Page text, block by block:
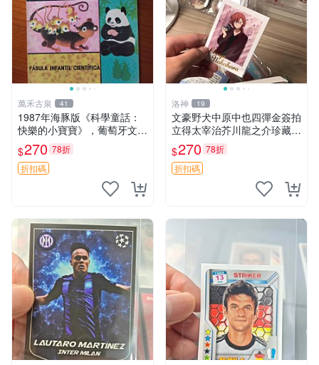
萬禾古泉 41
1987年海豚版《科學童話：
快樂的小寶寶》，葡萄牙文2
0開平裝，內頁乾淨整潔，插
圖色彩鮮艷，詳述袋鼠、企鵝
等動物寶寶成長趣事，嚴選推
$270 78折
折扣碼
洛神 19
文豪野犬中原中也四彈金簽拍
立得太宰治芥川龍之介珍藏版
已到貨可數購實物精美安心收
藏 中原中也 四彈 拍立得
$270 78折
折扣碼